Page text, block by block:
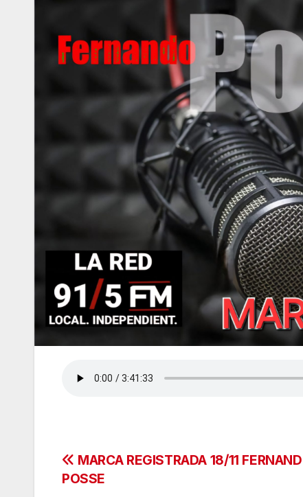
Navegación
MARCA REGISTRADA 18/11
POSSE